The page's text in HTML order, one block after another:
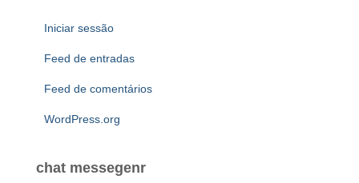
Iniciar sessão
Feed de entradas
Feed de comentários
WordPress.org
chat messegenr